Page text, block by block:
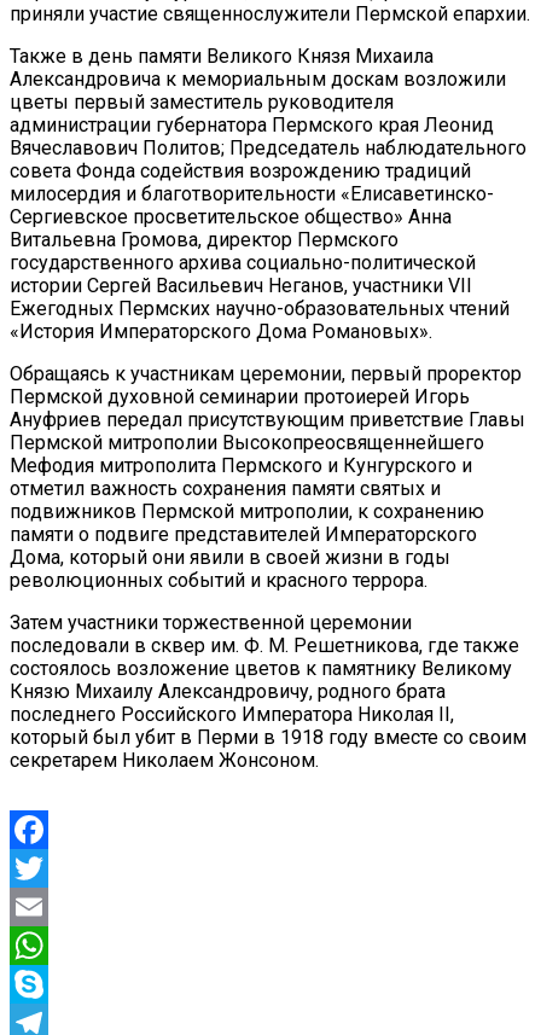
приняли участие священнослужители Пермской епархии.
Также в день памяти Великого Князя Михаила
Александровича к мемориальным доскам возложили
цветы первый заместитель руководителя
администрации губернатора Пермского края Леонид
Вячеславович Политов; Председатель наблюдательного
совета Фонда содействия возрождению традиций
милосердия и благотворительности «Елисаветинско-
Сергиевское просветительское общество» Анна
Витальевна Громова, директор Пермского
государственного архива социально-политической
истории Сергей Васильевич Неганов, участники VII
Ежегодных Пермских научно-образовательных чтений
«История Императорского Дома Романовых».
Обращаясь к участникам церемонии, первый проректор
Пермской духовной семинарии протоиерей Игорь
Ануфриев передал присутствующим приветствие Главы
Пермской митрополии Высокопреосвященнейшего
Мефодия митрополита Пермского и Кунгурского и
отметил важность сохранения памяти святых и
подвижников Пермской митрополии, к сохранению
памяти о подвиге представителей Императорского
Дома, который они явили в своей жизни в годы
революционных событий и красного террора.
Затем участники торжественной церемонии
последовали в сквер им. Ф. М. Решетникова, где также
состоялось возложение цветов к памятнику Великому
Князю Михаилу Александровичу, родного брата
последнего Российского Императора Николая II,
который был убит в Перми в 1918 году вместе со своим
секретарем Николаем Жонсоном.
Facebook
Twitter
Email
WhatsApp
Skype